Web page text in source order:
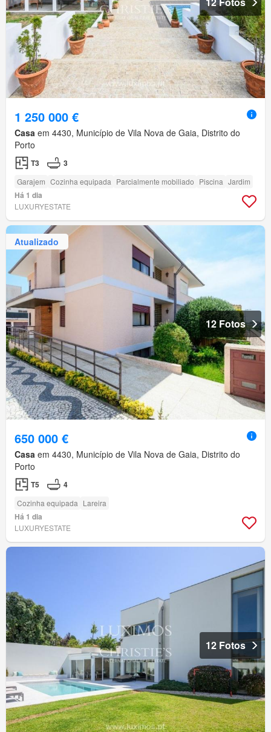
1 250 000 €
Casa em 4430, Município de Vila Nova de Gaia, Distrito do
Porto
T3 3
Garajem Cozinha equipada Parcialmente mobiliado Piscina Jardim
Há 1 dia
LUXURYESTATE
Atualizado
12 Fotos
650 000 €
Casa em 4430, Município de Vila Nova de Gaia, Distrito do
Porto
T5 4
Cozinha equipada Lareira
Há 1 dia
LUXURYESTATE
12 Fotos